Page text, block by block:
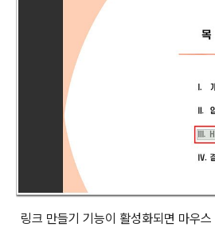
링크 만들기 기능이 활성화되면 마우